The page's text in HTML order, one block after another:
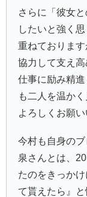
さらに「彼女
したいと強く
重ねておりま
協力して支え
仕事に励み精
も二人を温か
よろしくお願
今村も自身の
泉さんとは、
たのをきっか
て貰えたら』